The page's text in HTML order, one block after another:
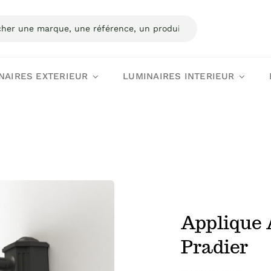
EXTERIEUR LUMINAIRES INTERIEUR
Applique
Pradier